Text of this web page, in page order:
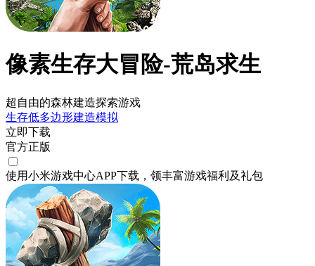
像素生存大冒险-荒岛求生
超自由的森林建造探索游戏
生存低多边形建造模拟
立即下载
官方正版
使用小米游戏中心APP下载 ，领丰富游戏福利 及礼包